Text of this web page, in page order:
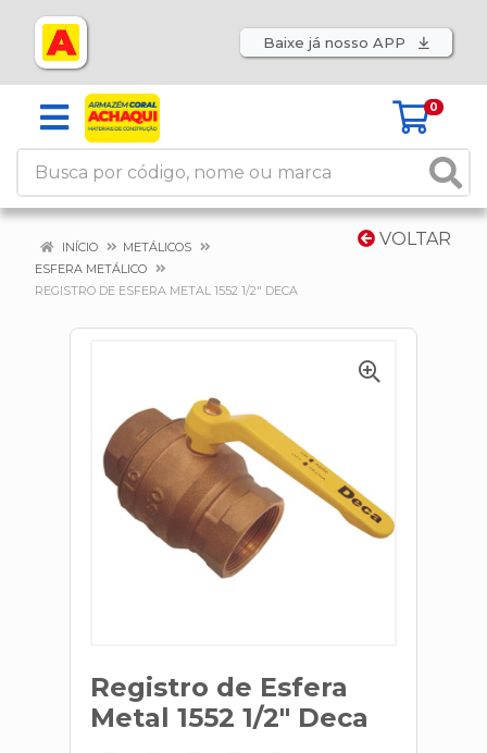
Baixe já nosso APP
0
VOLTAR
INÍCIO
METÁLICOS
ESFERA METÁLICO
REGISTRO DE ESFERA METAL 1552 1/2" DECA
Registro de Esfera
Metal 1552 1/2" Deca